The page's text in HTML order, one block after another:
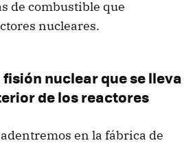
de combustible que
nucleares.
nuclear que se lleva
de los reactores
en la fábrica de